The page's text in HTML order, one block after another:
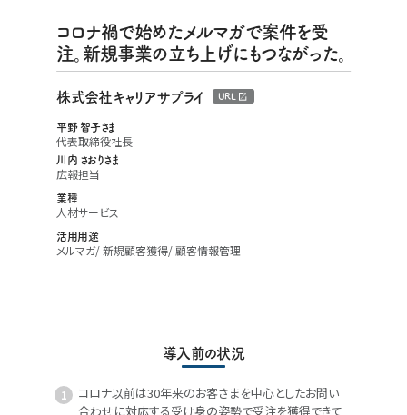
コロナ禍で始めたメルマガで案件を受
注。新規事業の立ち上げにもつながった。
株式会社キャリアサプライ URL
平野 智子さま
代表取締役社長
川内 さおりさま
広報担当
業種
人材サービス
活用用途
メルマガ 新規顧客獲得 顧客情報管理
導入前の状況
コロナ以前は30年来のお客さまを中心としたお問い
合わせに対応する受け身の姿勢で受注を獲得できて